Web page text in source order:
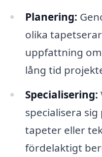
Planering:
olika
uppfattning
lång tid
Specialisering:
specialisera
tapeter eller
fördelaktigt